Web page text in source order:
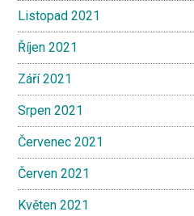
Listopad 2021
Říjen 2021
Září 2021
Srpen 2021
Červenec 2021
Červen 2021
Květen 2021